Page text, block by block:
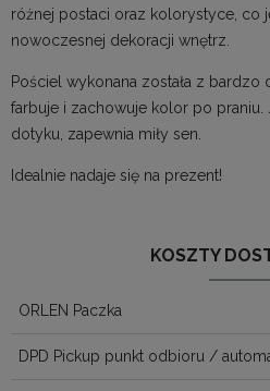
różnej postaci oraz kolorystyce, co
nowoczesnej dekoracji wnętrz.
Pościel wykonana została z bardzo
farbuje i zachowuje kolor po praniu.
dotyku, zapewnia miły sen.
Idealnie nadaje się na prezent!
KOSZTY
ORLEN Paczka
DPD Pickup punkt odbioru /